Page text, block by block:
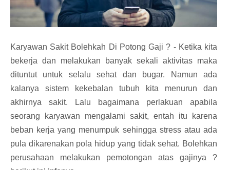
Karyawan Sakit Bolehkah Di Potong Gaji ? - Ketika kita
bekerja dan melakukan banyak sekali aktivitas maka
dituntut untuk selalu sehat dan bugar. Namun ada
kalanya sistem kekebalan tubuh kita menurun dan
akhirnya sakit. Lalu bagaimana perlakuan apabila
seorang karyawan mengalami sakit, entah itu karena
beban kerja yang menumpuk sehingga stress atau ada
pula dikarenakan pola hidup yang tidak sehat. Bolehkan
perusahaan melakukan pemotongan atas gajinya ?